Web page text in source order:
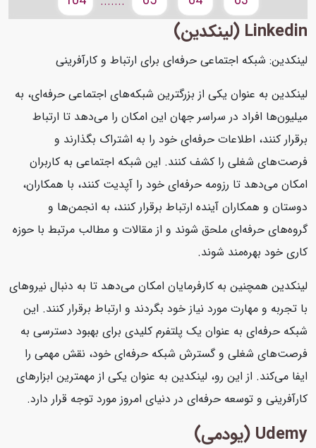
Linkedin (لینکدین)
لینکدین: شبکه اجتماعی حرفه‌ای برای ارتباط و کارآفرینی
لینکدین به عنوان یکی از بزرگترین شبکه‌های اجتماعی حرفه‌ای، به
میلیون‌ها افراد در سراسر جهان این امکان را می‌دهد تا ارتباط
برقرار کنند، اطلاعات حرفه‌ای خود را به اشتراک بگذارند و
فرصت‌های شغلی را کشف کنند. این شبکه اجتماعی به کاربران
امکان می‌دهد تا رزومه حرفه‌ای خود را آپدیت کنند، با همکاران،
دوستان و همکاران آینده ارتباط برقرار کنند، به انجمن‌ها و
گروه‌های حرفه‌ای ملحق شوند و از مقالات و مطالب مرتبط با حوزه
کاری خود بهره‌مند شوند.
لینکدین همچنین به کارفرمایان امکان می‌دهد تا به دنبال نیروهای
با تجربه و مهارت مورد نیاز خود بگردند و ارتباط برقرار کنند. این
شبکه حرفه‌ای به عنوان یک پلتفرم کلیدی برای بهبود دسترسی به
فرصت‌های شغلی و گسترش شبکه حرفه‌ای خود، نقش مهمی را
ایفا می‌کند. از این رو، لینکدین به عنوان یکی از مهمترین ابزارهای
کارآفرینی و توسعه حرفه‌ای در دنیای امروز مورد توجه قرار دارد.
Udemy (یودمی)